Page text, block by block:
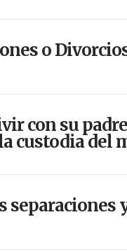
o
con su
custodia del
separaciones